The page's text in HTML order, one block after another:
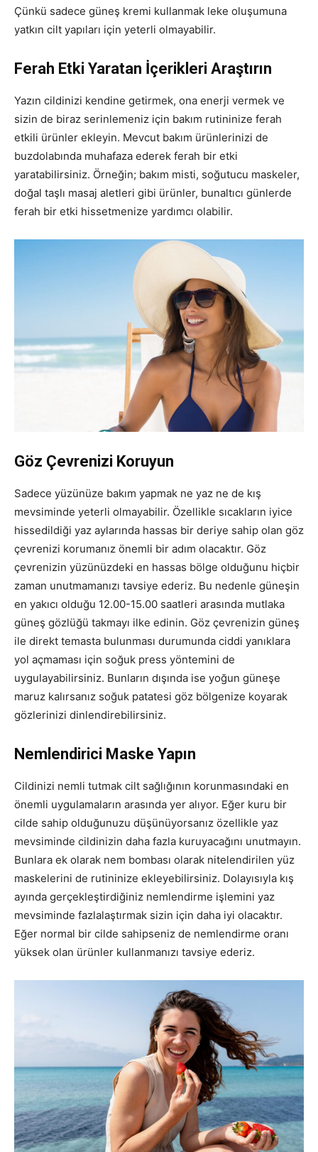
Çünkü sadece güneş kremi kullanmak leke oluşumuna
yatkın cilt yapıları için yeterli olmayabilir.
Ferah Etki Yaratan İçerikleri Araştırın
Yazın cildinizi kendine getirmek, ona enerji vermek ve
sizin de biraz serinlemeniz için bakım rutininize ferah
etkili ürünler ekleyin. Mevcut bakım ürünlerinizi de
buzdolabında muhafaza ederek ferah bir etki
yaratabilirsiniz. Örneğin; bakım misti, soğutucu maskeler,
doğal taşlı masaj aletleri gibi ürünler, bunaltıcı günlerde
ferah bir etki hissetmenize yardımcı olabilir.
Göz Çevrenizi Koruyun
Sadece yüzünüze bakım yapmak ne yaz ne de kış
mevsiminde yeterli olmayabilir. Özellikle sıcakların iyice
hissedildiği yaz aylarında hassas bir deriye sahip olan göz
çevrenizi korumanız önemli bir adım olacaktır. Göz
çevrenizin yüzünüzdeki en hassas bölge olduğunu hiçbir
zaman unutmamanızı tavsiye ederiz. Bu nedenle güneşin
en yakıcı olduğu 12.00-15.00 saatleri arasında mutlaka
güneş gözlüğü takmayı ilke edinin. Göz çevrenizin güneş
ile direkt temasta bulunması durumunda ciddi yanıklara
yol açmaması için soğuk press yöntemini de
uygulayabilirsiniz. Bunların dışında ise yoğun güneşe
maruz kalırsanız soğuk patatesi göz bölgenize koyarak
gözlerinizi dinlendirebilirsiniz.
Nemlendirici Maske Yapın
Cildinizi nemli tutmak cilt sağlığının korunmasındaki en
önemli uygulamaların arasında yer alıyor. Eğer kuru bir
cilde sahip olduğunuzu düşünüyorsanız özellikle yaz
mevsiminde cildinizin daha fazla kuruyacağını unutmayın.
Bunlara ek olarak nem bombası olarak nitelendirilen yüz
maskelerini de rutininize ekleyebilirsiniz. Dolayısıyla kış
ayında gerçekleştirdiğiniz nemlendirme işlemini yaz
mevsiminde fazlalaştırmak sizin için daha iyi olacaktır.
Eğer normal bir cilde sahipseniz de nemlendirme oranı
yüksek olan ürünler kullanmanızı tavsiye ederiz.